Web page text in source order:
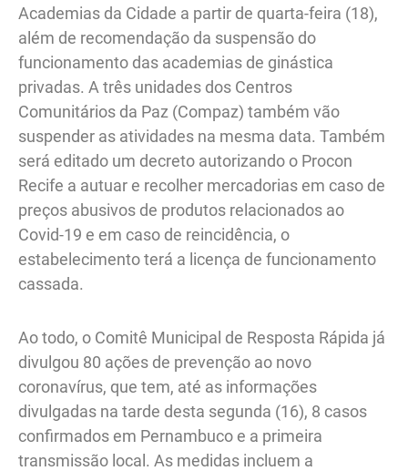
Academias da Cidade a partir de quarta-feira (18),
além de recomendação da suspensão do
funcionamento das academias de ginástica
privadas. A três unidades dos Centros
Comunitários da Paz (Compaz) também vão
suspender as atividades na mesma data. Também
será editado um decreto autorizando o Procon
Recife a autuar e recolher mercadorias em caso de
preços abusivos de produtos relacionados ao
Covid-19 e em caso de reincidência, o
estabelecimento terá a licença de funcionamento
cassada.
Ao todo, o Comitê Municipal de Resposta Rápida já
divulgou 80 ações de prevenção ao novo
coronavírus, que tem, até as informações
divulgadas na tarde desta segunda (16), 8 casos
confirmados em Pernambuco e a primeira
transmissão local. As medidas incluem a